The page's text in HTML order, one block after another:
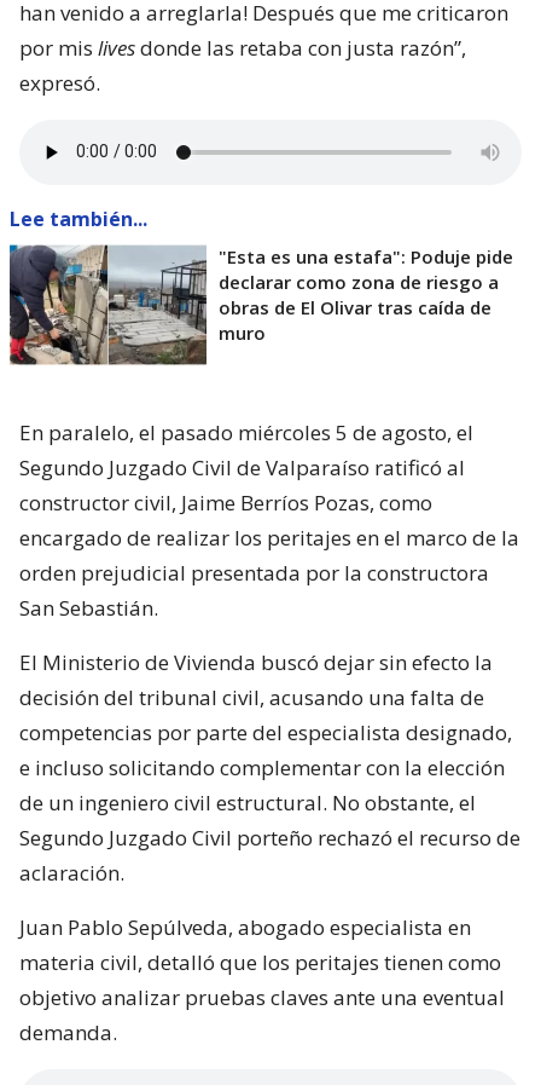
han venido a arreglarla! Después que me criticaron
por mis livesdonde las retaba con justa razón”,
expresó.
Lee también...
"Esta es una estafa": Poduje pide
declarar como zona de riesgo a
obras de El Olivar tras caída de
muro
En paralelo, el pasado miércoles 5 de agosto, el
Segundo Juzgado Civil de Valparaíso ratificó al
constructor civil, Jaime Berríos Pozas, como
encargado de realizar los peritajes en el marco de la
orden prejudicial presentada por la constructora
San Sebastián.
El Ministerio de Vivienda buscó dejar sin efecto la
decisión del tribunal civil, acusando una falta de
competencias por parte del especialista designado,
e incluso solicitando complementar con la elección
de un ingeniero civil estructural. No obstante, el
Segundo Juzgado Civil porteño rechazó el recurso de
aclaración.
Juan Pablo Sepúlveda, abogado especialista en
materia civil, detalló que los peritajes tienen como
objetivo analizar pruebas claves ante una eventual
demanda.